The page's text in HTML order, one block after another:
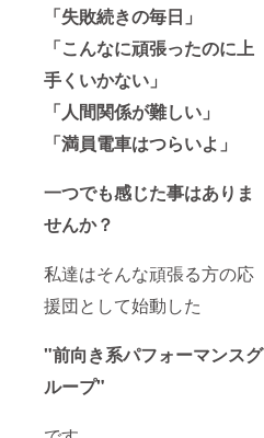
「失敗続きの毎日」
「こんなに頑張ったのに上
手くいかない」
「人間関係が難しい」
「満員電車はつらいよ」
一つでも感じた事はありま
せんか？
私達はそんな頑張る方の応
援団として始動した
"前向き系パフォーマンスグ
ループ"